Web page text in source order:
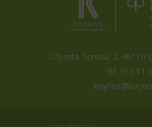
C/Santa Teresa, 2. 46110
96 363 01